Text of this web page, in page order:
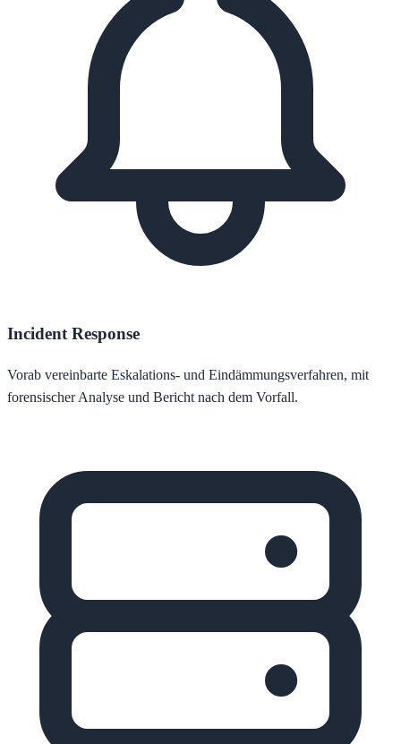
Incident Response
Vorab vereinbarte Eskalations- und Eindämmungsverfahren, mit
forensischer Analyse und Bericht nach dem Vorfall.